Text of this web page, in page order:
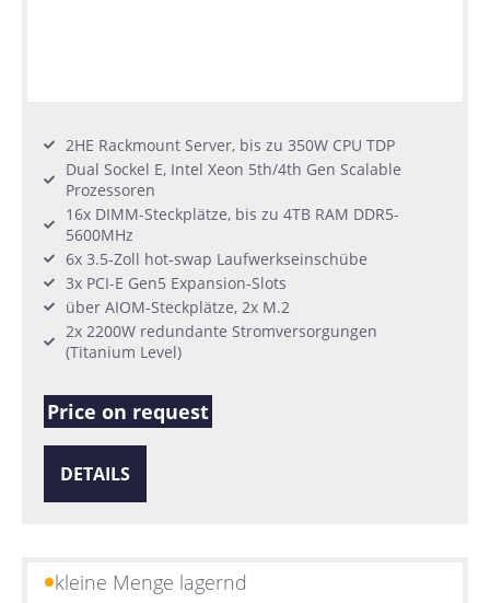
2HE Rackmount Server, bis zu 350W CPU TDP
Dual Sockel E, Intel Xeon 5th/4th Gen Scalable
Prozessoren
16x DIMM-Steckplätze, bis zu 4TB RAM DDR5-
5600MHz
6x 3.5-Zoll hot-swap Laufwerkseinschübe
3x PCI-E Gen5 Expansion-Slots
über AIOM-Steckplätze, 2x M.2
2x 2200W redundante Stromversorgungen
(Titanium Level)
Price on request
DETAILS
kleine Menge lagernd